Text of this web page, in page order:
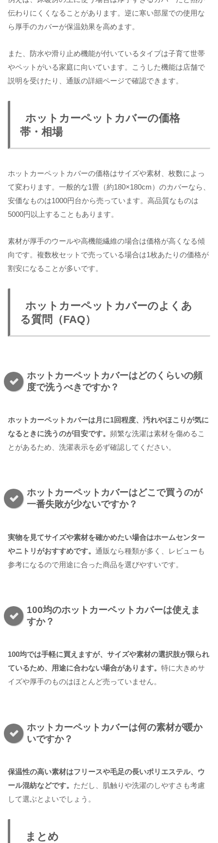
伝わりにくくなることがあります。逆に寒い部屋での使用な
ら厚手のカバーが保温効果を高めます。
また、防水や滑り止め機能が付いているタイプは子育て世帯
やペットがいる家庭に向いています。こうした機能は店舗で
説明を受けたり、通販の詳細ページで確認できます。
ホットカーペットカバーの価格
帯・相場
ホットカーペットカバーの価格はサイズや素材、枚数によっ
て変わります。一般的な1畳（約180×180cm）のカバーなら、
安価なものは1000円台から売っています。高品質なものは
5000円以上することもあります。
素材が厚手のウールや高機能繊維の場合は価格が高くなる傾
向です。複数枚セットで売っている場合は1枚あたりの価格が
割安になることが多いです。
ホットカーペットカバーのよくあ
る質問（FAQ）
ホットカーペットカバーはどのくらいの頻
度で洗うべきですか？
ホットカーペットカバーは月に1回程度、汚れやほこりが気に
なるときに洗うのが目安です。 頻繁な洗濯は素材を傷めるこ
とがあるため、洗濯表示を必ず確認してください。
ホットカーペットカバーはどこで買うのが
一番失敗が少ないですか？
実物を見てサイズや素材を確かめたい場合はホームセンター
やニトリがおすすめです。 通販なら種類が多く、レビューも
参考になるので用途に合った商品を選びやすいです。
100均のホットカーペットカバーは使えま
すか？
100均では手軽に買えますが、サイズや素材の選択肢が限られ
ているため、用途に合わない場合があります。 特に大きめサ
イズや厚手のものはほとんど売っていません。
ホットカーペットカバーは何の素材が暖か
いですか？
保温性の高い素材はフリースや毛足の長いポリエステル、ウ
ール混紡などです。 ただし、肌触りや洗濯のしやすさも考慮
して選ぶとよいでしょう。
まとめ